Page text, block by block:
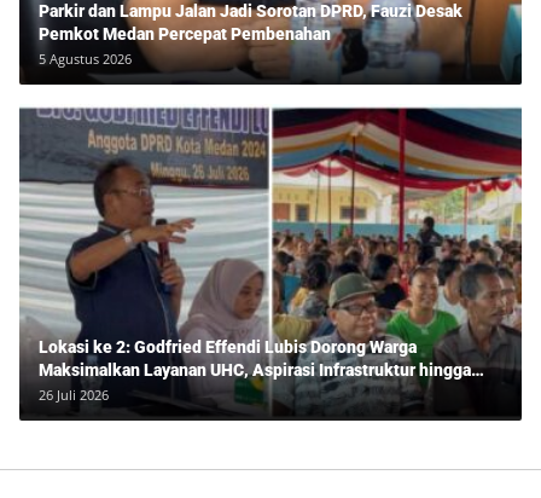
Parkir dan Lampu Jalan Jadi Sorotan DPRD, Fauzi Desak
Pemkot Medan Percepat Pembenahan
5 Agustus 2026
Lokasi ke 2: Godfried Effendi Lubis Dorong Warga
Maksimalkan Layanan UHC, Aspirasi Infrastruktur hingga
Pendidikan Mengemuka dalam Reses Medan Amplas
26 Juli 2026